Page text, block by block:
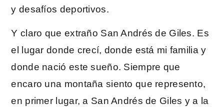
y desafíos deportivos.
Y claro que extraño San Andrés de Giles. Es
el lugar donde crecí, donde está mi familia y
donde nació este sueño. Siempre que
encaro una montaña siento que represento,
en primer lugar, a San Andrés de Giles y a la